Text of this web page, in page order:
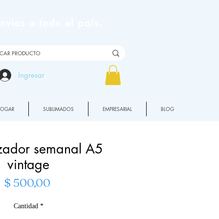
Ingresar
SUBLIMADOS EMPRESARIAL BLOG
semanal A5
vintage
$ 500,00
Cantidad *